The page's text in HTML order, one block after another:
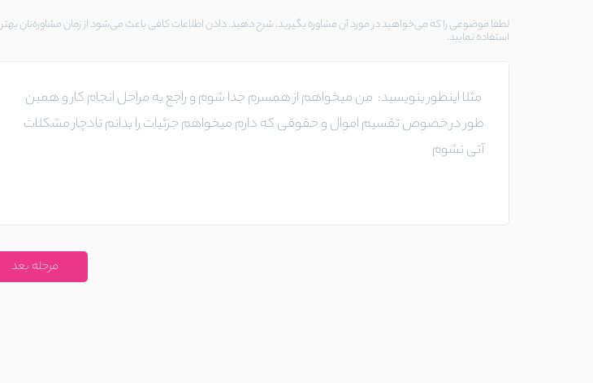
لطفا موضوعی را که می‌خواهید در مورد آن مشاوره بگیرید، شرح دهید. دادن اطلاعات کافی باعث می‌شود از زمان مشاوره‌تان بهتر
استفاده نمایید.
مرحله بعد